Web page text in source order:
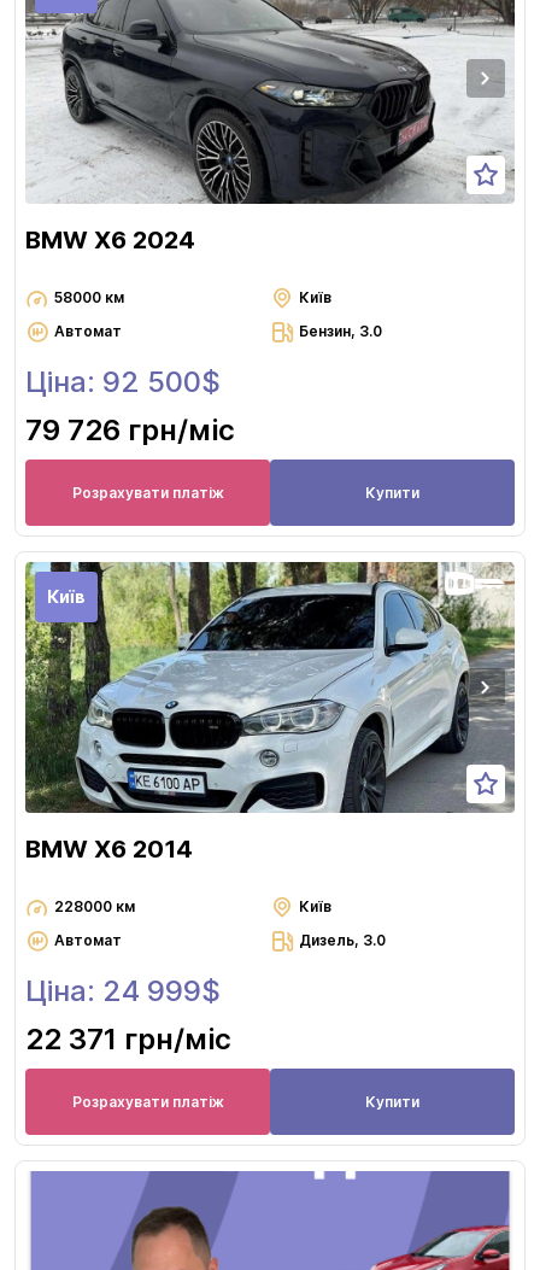
BMW X6 2024
58000 км
Київ
Автомат
Бензин, 3.0
Ціна: 92 500$
79 726 грн/міс
Розрахувати платіж Купити
Київ
BMW X6 2014
228000 км
Київ
Автомат
Дизель, 3.0
Ціна: 24 999$
22 371 грн/міс
Розрахувати платіж Купити